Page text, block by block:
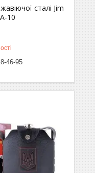
сталі Jim
10
46-95